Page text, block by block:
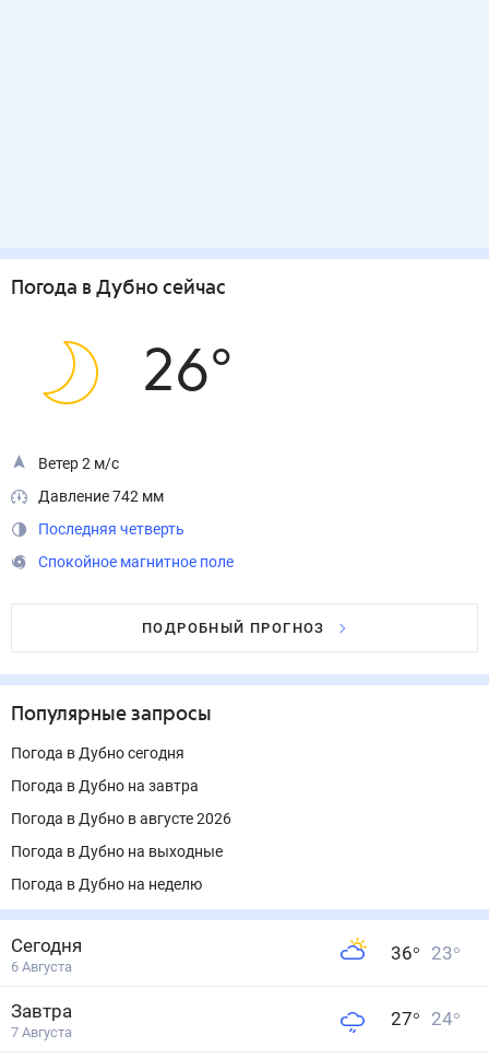
Погода в Дубно сейчас
26°
Ветер 2 м/с
Давление 742 мм
Последняя четверть
Спокойное магнитное поле
ПОДРОБНЫЙ ПРОГНОЗ
Популярные запросы
Погода в Дубно сегодня
Погода в Дубно на завтра
Погода в Дубно в августе 2026
Погода в Дубно на выходные
Погода в Дубно на неделю
Сегодня
6 Августа
36° 23°
Завтра
7 Августа
27° 24°